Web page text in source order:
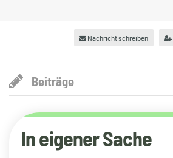
Nachricht schreiben
Beiträge
In eigener Sache